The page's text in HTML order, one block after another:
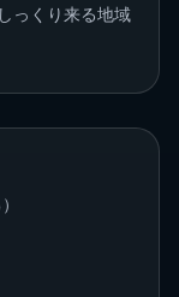
っくり来る地域